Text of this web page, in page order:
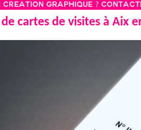
cartes de visites à Aix